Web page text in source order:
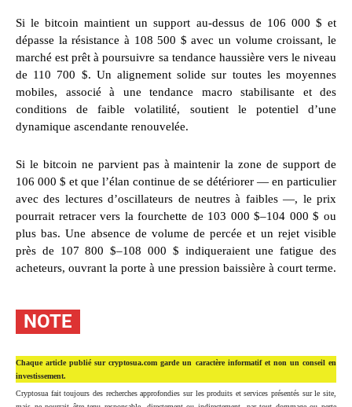
Si le bitcoin maintient un support au-dessus de 106 000 $ et
dépasse la résistance à 108 500 $ avec un volume croissant, le
marché est prêt à poursuivre sa tendance haussière vers le niveau
de 110 700 $. Un alignement solide sur toutes les moyennes
mobiles, associé à une tendance macro stabilisante et des
conditions de faible volatilité, soutient le potentiel d’une
dynamique ascendante renouvelée.
Si le bitcoin ne parvient pas à maintenir la zone de support de
106 000 $ et que l’élan continue de se détériorer — en particulier
avec des lectures d’oscillateurs de neutres à faibles —, le prix
pourrait retracer vers la fourchette de 103 000 $–104 000 $ ou
plus bas. Une absence de volume de percée et un rejet visible
près de 107 800 $–108 000 $ indiqueraient une fatigue des
acheteurs, ouvrant la porte à une pression baissière à court terme.
NOTE
Chaque article publié sur cryptosua.com garde un caractère informatif et non un conseil en
investissement.
Cryptosua fait toujours des recherches approfondies sur les produits et services présentés sur le site,